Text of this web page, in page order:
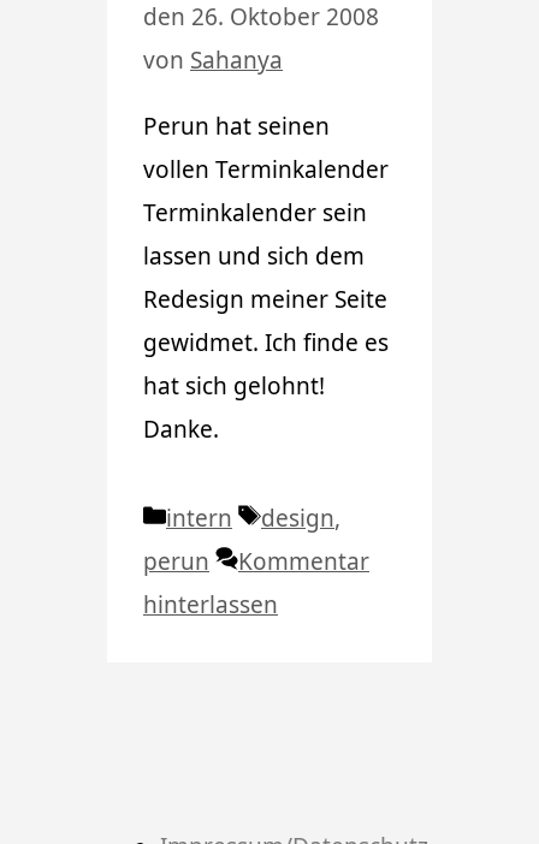
den 26. Oktober 2008
von Sahanya
Perun hat seinen
vollen Terminkalender
Terminkalender sein
lassen und sich dem
Redesign meiner Seite
gewidmet. Ich finde es
hat sich gelohnt!
Danke.
Kategorien
intern Schlagwörter
design,
perun
Kommentar
hinterlassen